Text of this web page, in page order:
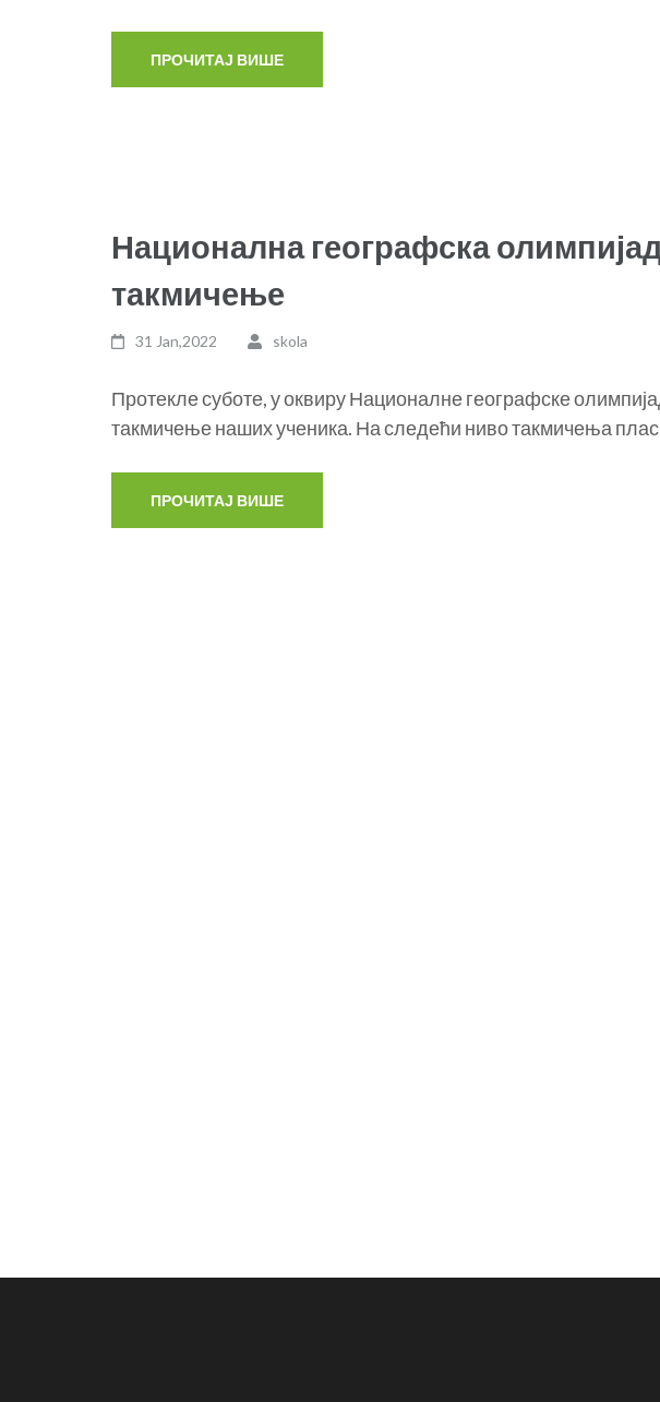
Национална географска
такмичење
31 Jan,2022 skola
Протекле суботе, у оквиру Националне географске
такмичење наших ученика. На следећи ниво такмичења